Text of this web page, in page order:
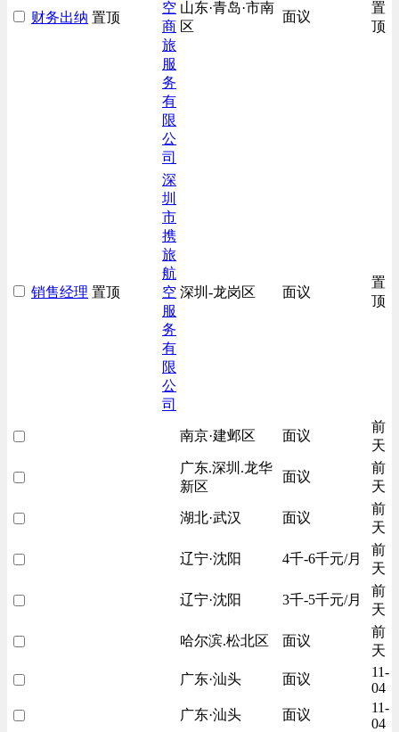
财务出纳 置顶
空
商
旅
服
务
有
限
公
司
山东·青岛·市南
区
面议
置
顶
销售经理 置顶
深
圳
市
携
旅
航
空
服
务
有
限
公
司
深圳-龙岗区 面议
置
顶
南京·建邺区 面议
前
天
广东.深圳.龙华
新区
面议
前
天
湖北·武汉 面议
前
天
辽宁·沈阳 4千-6千元/月
前
天
辽宁·沈阳 3千-5千元/月
前
天
哈尔滨.松北区 面议
前
天
广东·汕头
面议
11-
04
广东·汕头
面议
11-
04